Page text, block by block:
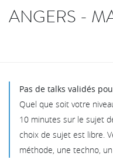
ANGERS -
Pas de talks validés
Quel que soit votre
10 minutes sur le sujet
choix de sujet est libre.
méthode, une techno,